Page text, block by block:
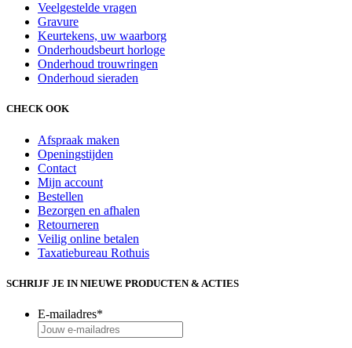
Veelgestelde vragen
Gravure
Keurtekens, uw waarborg
Onderhoudsbeurt horloge
Onderhoud trouwringen
Onderhoud sieraden
CHECK OOK
Afspraak maken
Openingstijden
Contact
Mijn account
Bestellen
Bezorgen en afhalen
Retourneren
Veilig online betalen
Taxatiebureau Rothuis
SCHRIJF JE IN NIEUWE PRODUCTEN & ACTIES
E-mailadres*